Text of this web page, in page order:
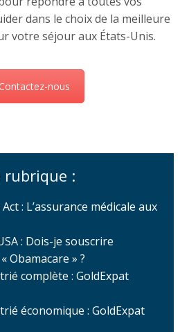
dans le choix de la meilleure
votre séjour aux États-Unis.
nous
rubrique :
: L’assurance médicale aux
: Dois-je souscrire
Obamacare » ?
complète : GoldExpat
économique : GoldExpat